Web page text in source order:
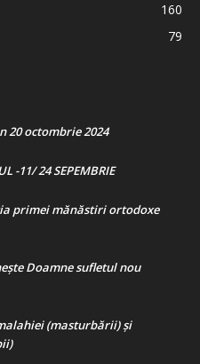
160
79
20 octombrie 2024
-11/ 24 SEPEMBRIE
primei mănăstiri ortodoxe
Doamne sufletul nou
(masturbării) şi